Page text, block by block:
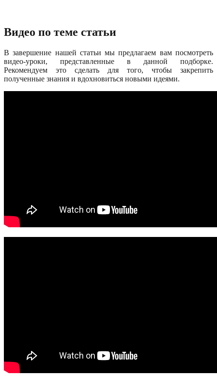
Видео по теме статьи
В завершение нашей статьи мы предлагаем вам посмотреть
видео-уроки, представленные в данной подборке.
Рекомендуем это сделать для того, чтобы закрепить
полученные знания и вдохновиться новыми идеями.